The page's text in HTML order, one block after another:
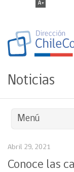
Noticias
Menú
Abril 29, 2021
Conoce las